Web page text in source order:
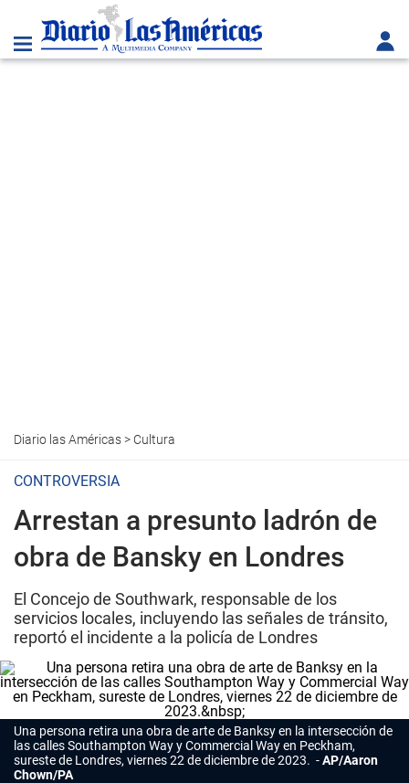
Diario las Américas> Cultura
CONTROVERSIA
Arrestan a presunto ladrón de
obra de Bansky en Londres
El Concejo de Southwark, responsable de los
servicios locales, incluyendo las señales de tránsito,
reportó el incidente a la policía de Londres
Una persona retira una obra de arte de Banksyen la intersección de
las calles Southampton Way y Commercial Way en Peckham,
sureste de Londres, viernes 22 de diciembre de 2023.
AP/Aaron
Chown/PA